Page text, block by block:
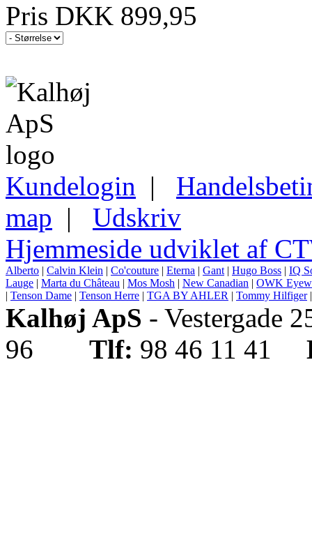
Pris DKK 899,95
Kundelogin |
map | Udskriv
Hjemmeside udviklet af
Alberto | Calvin Klein | Co'couture | Eterna | Gant | Hugo Boss | IQ
Lauge | Marta du Château | Mos Mosh | New Canadian | OWK
| Tenson Dame | Tenson Herre | TGA BY AHLER | Tommy Hilfiger
Kalhøj ApS - Vestergade
96 Tlf: 98 46 11 41